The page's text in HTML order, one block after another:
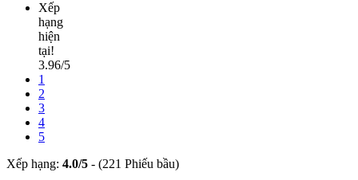
Xếp
hạng
hiện
tại!
3.96/5
1
2
3
4
5
Xếp hạng: 4.0/5 - (221 Phiếu bầu)